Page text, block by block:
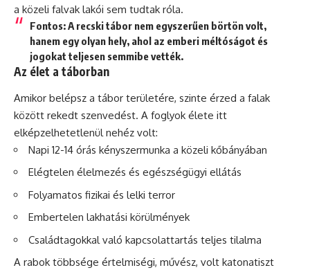
a közeli falvak lakói sem tudtak róla.
Fontos:A recski tábor nem egyszerűen börtön volt,
hanem egy olyan hely, ahol az emberi méltóságot és
jogokat teljesen semmibe vették.
Az élet a táborban
Amikor belépsz a tábor területére, szinte érzed a falak
között rekedt szenvedést. A foglyok élete itt
elképzelhetetlenül nehéz volt:
Napi 12-14 órás kényszermunka a közeli kőbányában
Elégtelen élelmezés és egészségügyi ellátás
Folyamatos fizikai és lelki terror
Embertelen lakhatási körülmények
Családtagokkal való kapcsolattartás teljes tilalma
A rabok többsége értelmiségi, művész, volt katonatiszt